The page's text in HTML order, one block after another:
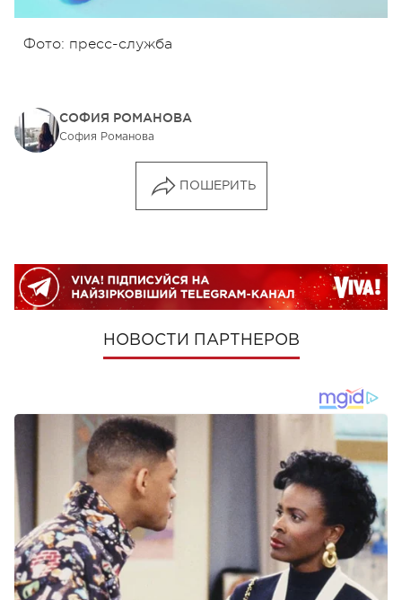
Фото: пресс-служба
СОФИЯ РОМАНОВА
София Романова
ПОШЕРИТЬ
НОВОСТИ ПАРТНЕРОВ